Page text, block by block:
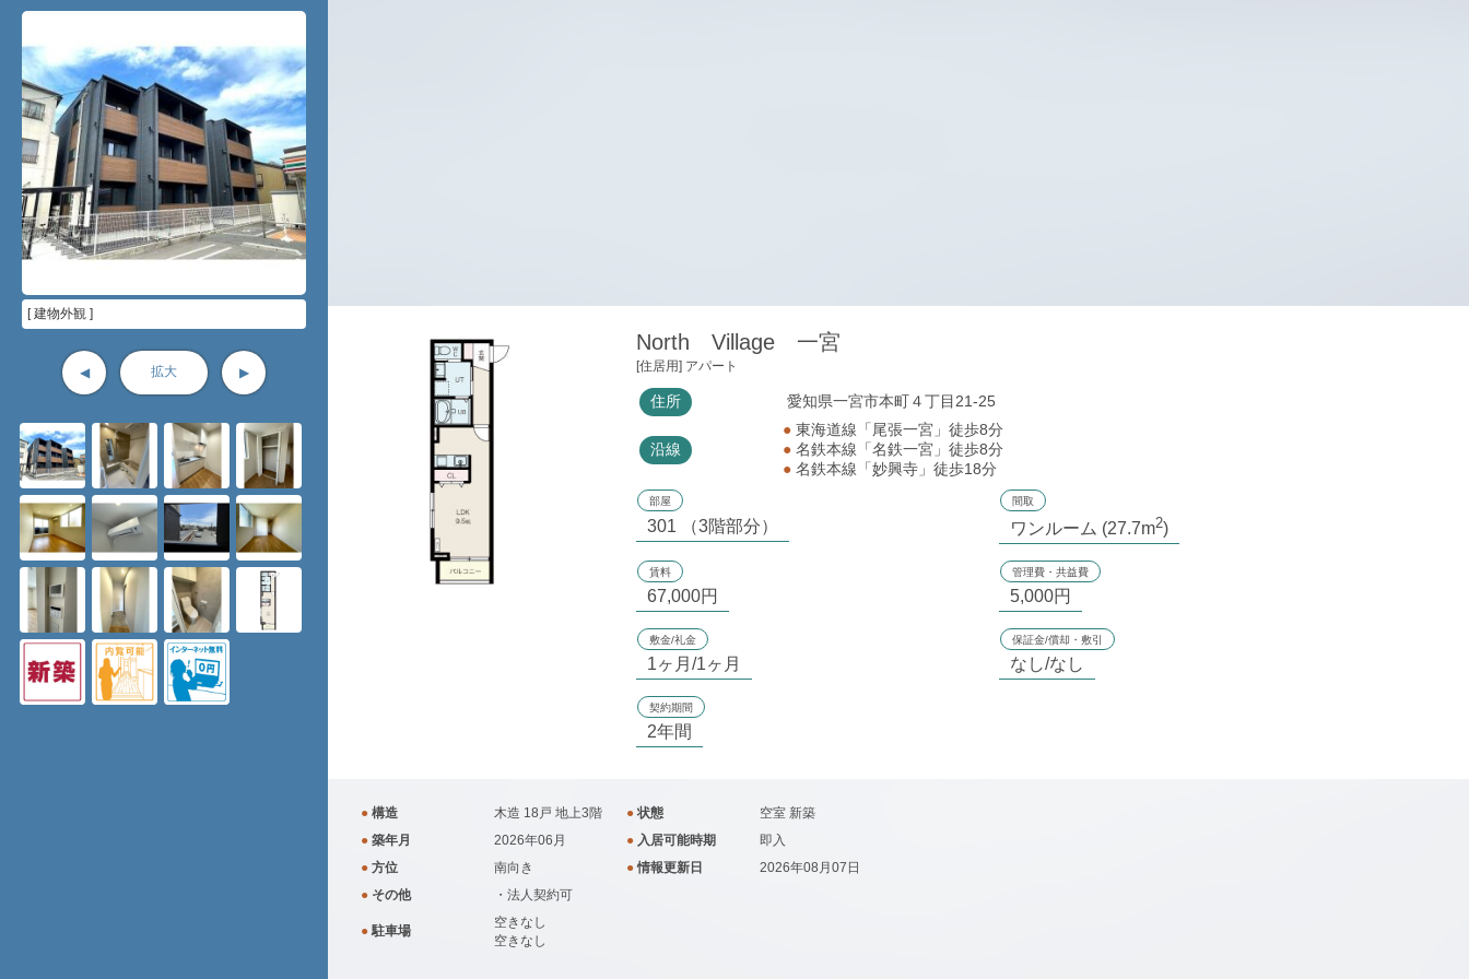
[ 建物外観 ]
◀ 拡大 ▶
North Village 一宮
[住居用] アパート
住所 愛知県一宮市本町４丁目21-25
沿線
● 東海道線「尾張一宮」徒歩8分
● 名鉄本線「名鉄一宮」徒歩8分
● 名鉄本線「妙興寺」徒歩18分
部屋 間取
301 （3階部分） ワンルーム (27.7m2)
賃料 管理費・共益費
67,000円 5,000円
敷金/礼金 保証金/償却・敷引
1ヶ月/1ヶ月 なし/なし
契約期間
2年間
● 構造 木造 18戸 地上3階 ●状態 空室 新築
● 築年月 2026年06月 ● 入居可能時期
即入
● 方位 南向き ●情報更新日
2026年08月07日
● その他 ・法人契約可
●駐車場
空きなし
空きなし